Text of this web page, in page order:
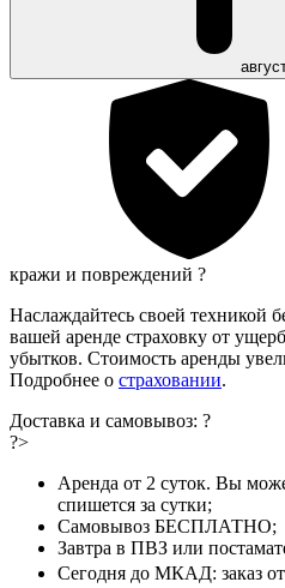
кражи и повреждений ?
Наслаждайтесь своей техникой
вашей аренде страховку от
убытков. Стоимость аренды
Подробнее о страховании.
Доставка и самовывоз: ?
?>
Аренда от 2 суток. Вы
спишется за сутки;
Самовывоз БЕСПЛАТНО;
Завтра в ПВЗ или
Сегодня до МКАД: заказ от